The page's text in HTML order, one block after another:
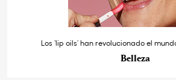
Los ‘lip oils’ han revolucionado el
Belleza